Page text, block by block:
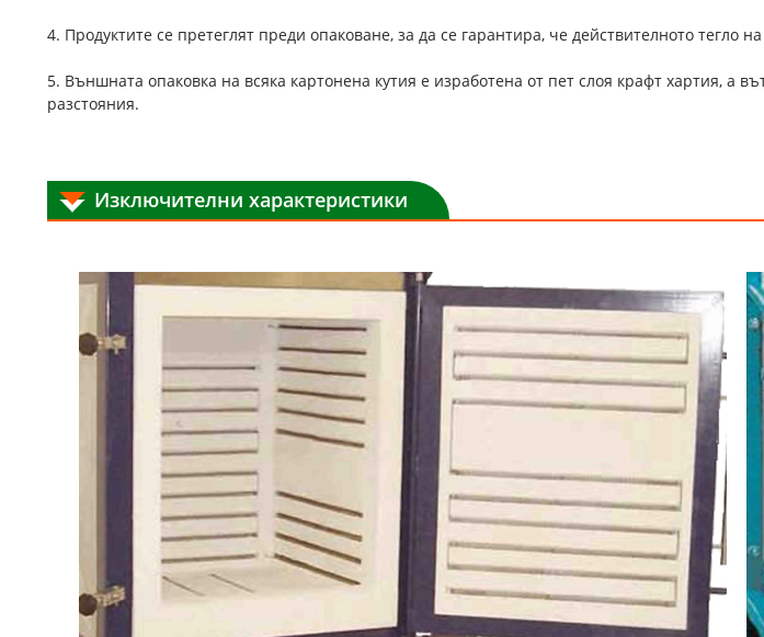
4. Продуктите се претеглят преди опаковане, за да се гарантира, че действителното тегло
5. Външната опаковка на всяка картонена кутия е изработена от пет слоя крафт хартия, а
разстояния.
Изключителни характеристики